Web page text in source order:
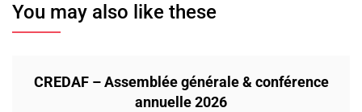
You may also like these
CREDAF – Assemblée générale & conférence
annuelle 2026